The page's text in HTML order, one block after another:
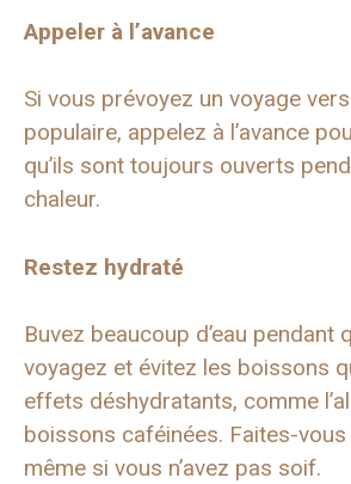
Appeler à l’avance
Si vous prévoyez un voyage
populaire, appelez à l’avance
qu’ils sont toujours ouverts
chaleur.
Restez hydraté
Buvez beaucoup d’eau pendant
voyagez et évitez les boissons
effets déshydratants, comme
boissons caféinées. Faites-vous
même si vous n’avez pas soif.